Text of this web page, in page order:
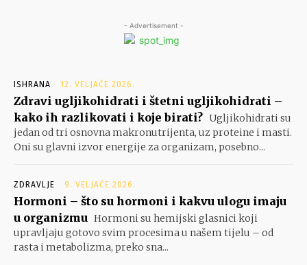
- Advertisement -
ISHRANA 12. VELJAČE 2026.
Zdravi ugljikohidrati i štetni ugljikohidrati –
kako ih razlikovati i koje birati? Ugljikohidrati su
jedan od tri osnovna makronutrijenta, uz proteine i masti.
Oni su glavni izvor energije za organizam, posebno...
ZDRAVLJE 9. VELJAČE 2026.
Hormoni – što su hormoni i kakvu ulogu imaju
u organizmu Hormoni su hemijski glasnici koji
upravljaju gotovo svim procesima u našem tijelu – od
rasta i metabolizma, preko sna...